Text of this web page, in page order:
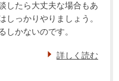
したら大丈夫な場合もあ
しっかりやりましょう。
しかないのです。
詳しく読む